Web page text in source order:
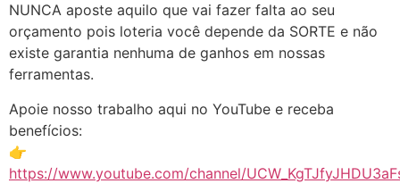
NUNCA aposte aquilo que vai fazer falta ao seu
orçamento pois loteria você depende da SORTE e não
existe garantia nenhuma de ganhos em nossas
ferramentas.
Apoie nosso trabalho aqui no YouTube e receba
benefícios:
👉
https://www.youtube.com/channel/